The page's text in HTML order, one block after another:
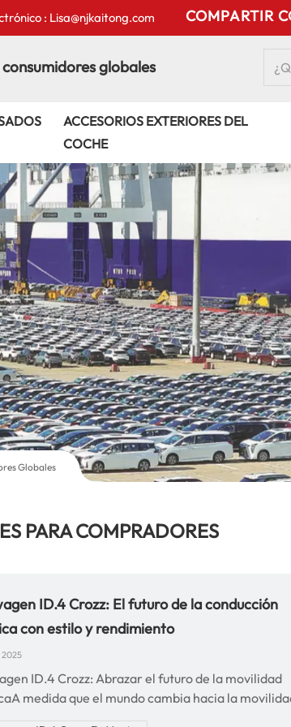
: Lisa@njkaitong.com COMPARTIR
globales
ACCESORIOS EXTERIORES DEL
COCHE
Globales
PARA COMPRADORES
ID.4 Crozz: El futuro de la conducción
con estilo y rendimiento
2025
ID.4 Crozz: Abrazar el futuro de la movilidad
medida que el mundo cambia hacia la